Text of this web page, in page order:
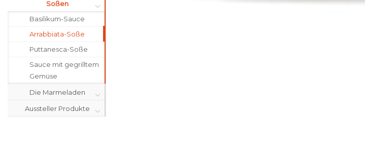
Soßen
Basilikum-Sauce
Arrabbiata-Soße
Puttanesca-Soße
Sauce mit gegrilltem
Gemüse
Die Marmeladen
Aussteller Produkte